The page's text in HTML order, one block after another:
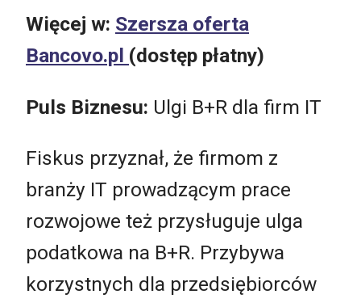
Więcej w: Szersza oferta
Bancovo.pl (dostęp płatny)
Puls Biznesu: Ulgi B+R dla firm IT
Fiskus przyznał, że firmom z
branży IT prowadzącym prace
rozwojowe też przysługuje ulga
podatkowa na B+R. Przybywa
korzystnych dla przedsiębiorców